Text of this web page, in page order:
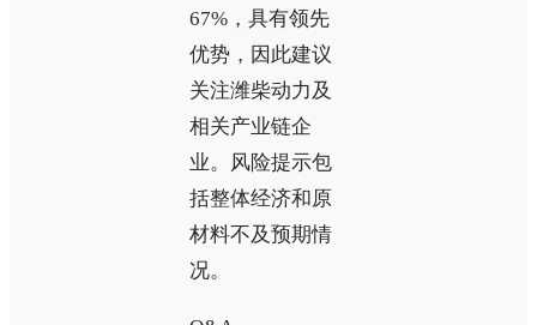
67%，具有领先
优势，因此建议
关注潍柴动力及
相关产业链企
业。风险提示包
括整体经济和原
材料不及预期情
况。